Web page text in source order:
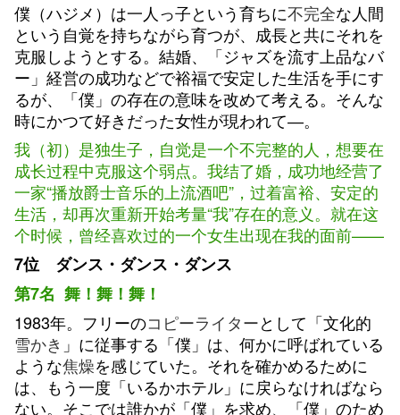
僕（ハジメ）は一人っ子という育ちに不完全な人間
という自覚を持ちながら育つが、成長と共にそれを
克服しようとする。結婚、「ジャズを流す上品なバ
ー」経営の成功などで裕福で安定した生活を手にす
るが、「僕」の存在の意味を改めて考える。そんな
時にかつて好きだった女性が現われて―。
我（初）是独生子，自觉是一个不完整的人，想要在
成长过程中克服这个弱点。我结了婚，成功地经营了
一家“播放爵士音乐的上流酒吧”，过着富裕、安定的
生活，却再次重新开始考量“我”存在的意义。就在这
个时候，曾经喜欢过的一个女生出现在我的面前——
7位 ダンス・ダンス・ダンス
第7名 舞！舞！舞！
1983年。フリーのコピーライターとして「文化的
雪かき 」に従事する「僕」は、何かに呼ばれている
ような焦燥を感じていた。それを確かめるために
は、もう一度「いるかホテル」に戻らなければなら
ない。そこでは誰かが「僕」を求め、「僕」のため